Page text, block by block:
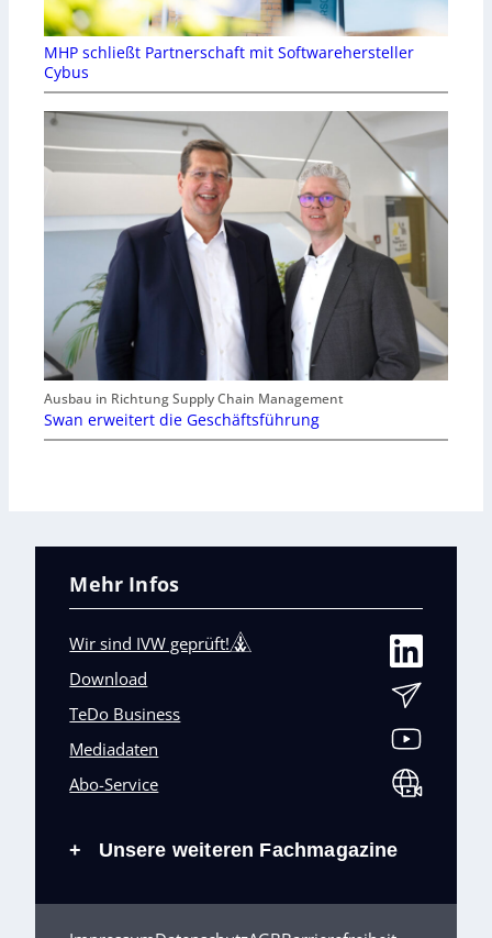
MHP schließt Partnerschaft mit Softwarehersteller
Cybus
Ausbau in Richtung Supply Chain Management
Swan erweitert die Geschäftsführung
Mehr Infos
Wir sind IVW geprüft!
Download
TeDo Business
Mediadaten
Abo-Service
+ Unsere weiteren Fachmagazine